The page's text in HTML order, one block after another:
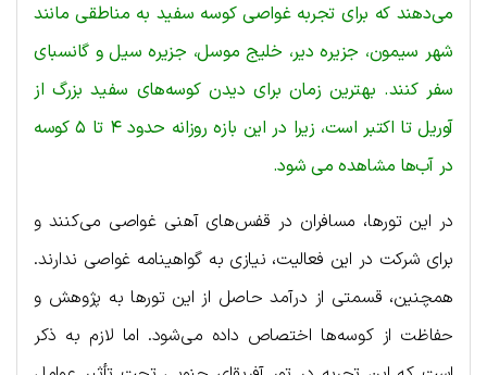
می‌دهند که برای تجربه غواصی کوسه سفید به مناطقی مانند
شهر سیمون، جزیره دیر، خلیج موسل، جزیره سیل و گانسبای
سفر کنند. بهترین زمان برای دیدن کوسه‌های سفید بزرگ از
آوریل تا اکتبر است، زیرا در این بازه روزانه حدود ۴ تا ۵ کوسه
در آب‌ها مشاهده می شود.
در این تورها، مسافران در قفس‌های آهنی غواصی می‌کنند و
برای شرکت در این فعالیت، نیازی به گواهینامه غواصی ندارند.
همچنین، قسمتی از درآمد حاصل از این تورها به پژوهش و
حفاظت از کوسه‌ها اختصاص داده می‌شود. اما لازم به ذکر